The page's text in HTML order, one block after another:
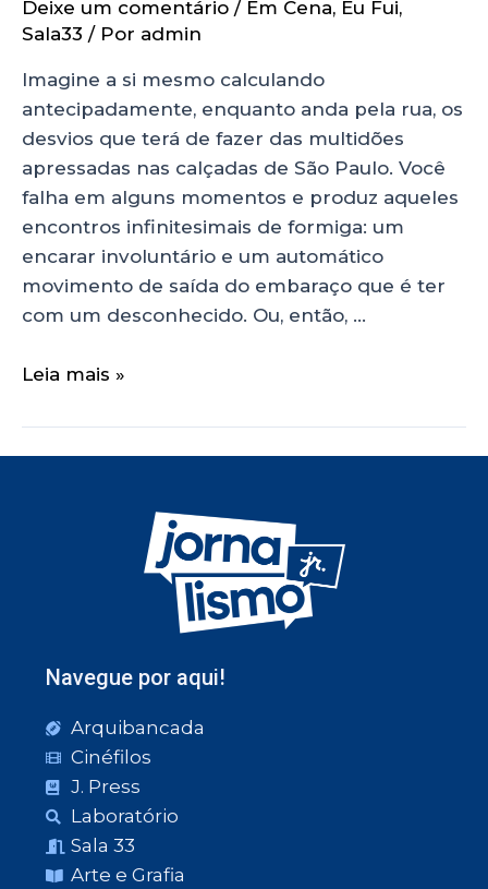
Deixe um comentário / Em Cena, Eu Fui,
Sala33 / Por admin
Imagine a si mesmo calculando
antecipadamente, enquanto anda pela rua, os
desvios que terá de fazer das multidões
apressadas nas calçadas de São Paulo. Você
falha em alguns momentos e produz aqueles
encontros infinitesimais de formiga: um
encarar involuntário e um automático
movimento de saída do embaraço que é ter
com um desconhecido. Ou, então, …
Leia mais »
Navegue por aqui!
Arquibancada
Cinéfilos
J. Press
Laboratório
Sala 33
Arte e Grafia